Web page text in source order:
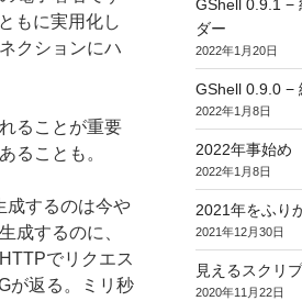
もに実用化し
クションにハ
ることが重要
ることも。
成するのは今や
成するのに、
でリクエス
が返る。ミリ秒
GShell 0.9.1 −
ダー
2022年1月20日
GShell 0.9.0 −
2022年1月8日
2022年事始め
2022年1月8日
2021年をふり
2021年12月30日
見えるスクリ
2020年11月22日